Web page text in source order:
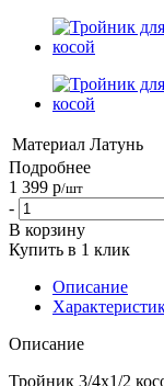
Материал Латунь
Подробнее
1 399 р/шт
-
В корзину
Купить в 1 клик
Описание
Описание
Тройник 3/4x1/2